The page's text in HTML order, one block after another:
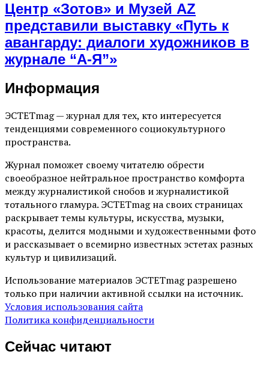
Центр «Зотов» и Музей AZ
представили выставку «Путь к
авангарду: диалоги художников в
журнале “А-Я”»
Информация
ЭСТЕТmag — журнал для тех, кто интересуется
тенденциями современного социокультурного
пространства.
Журнал поможет своему читателю обрести
своеобразное нейтральное пространство комфорта
между журналистикой снобов и журналистикой
тотального гламура. ЭСТЕТmag на своих страницах
раскрывает темы культуры, искусства, музыки,
красоты, делится модными и художественными фото
и рассказывает о всемирно известных эстетах разных
культур и цивилизаций.
Использование материалов ЭСТЕТmag разрешено
только при наличии активной ссылки на источник.
Условия использования сайта
Политика конфиденциальности
Сейчас читают